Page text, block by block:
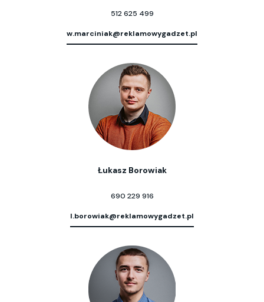
512 625 499
w.marciniak@reklamowygadzet.pl
Łukasz Borowiak
690 229 916
l.borowiak@reklamowygadzet.pl